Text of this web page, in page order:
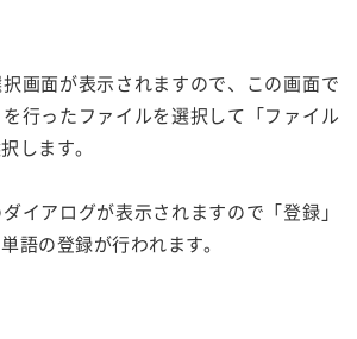
画面が表示されますので、この画面で
行ったファイルを選択して「ファイル
します。
イアログが表示されますので「登録」
語の登録が行われます。